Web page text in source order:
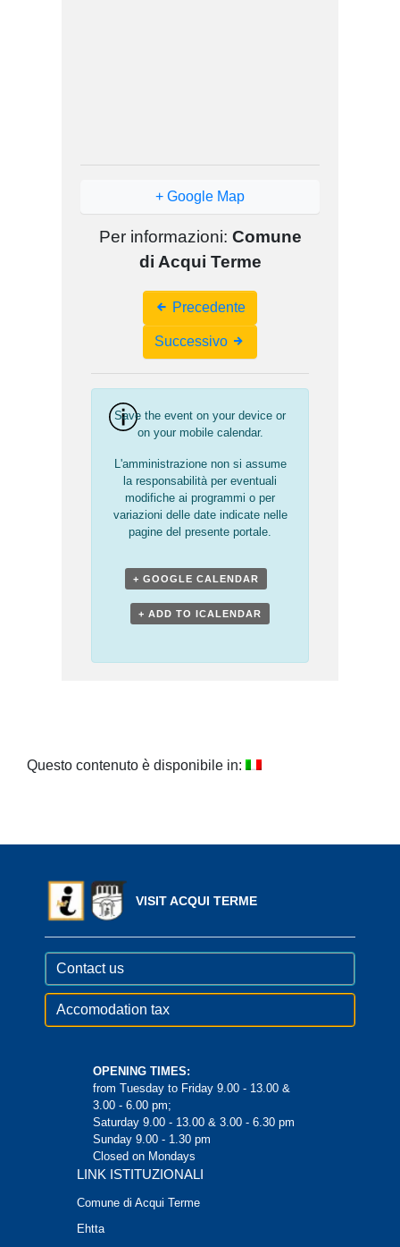
+ Google Map
Per informazioni: Comune
di Acqui Terme
Navigation
Precedente
Successivo
Save the event on your device or
on your mobile calendar.
L'amministrazione non si assume
la responsabilità per eventuali
modifiche ai programmi o per
variazioni delle date indicate nelle
pagine del presente portale.
+ GOOGLE CALENDAR
+ ADD TO ICALENDAR
Questo contenuto è disponibile in:
VISIT ACQUI TERME
Contact us
Accomodation tax
OPENING TIMES:
from Tuesday to Friday 9.00 - 13.00 &
3.00 - 6.00 pm;
Saturday 9.00 - 13.00 & 3.00 - 6.30 pm
Sunday 9.00 - 1.30 pm
Closed on Mondays
LINK ISTITUZIONALI
Comune di Acqui Terme
Ehtta